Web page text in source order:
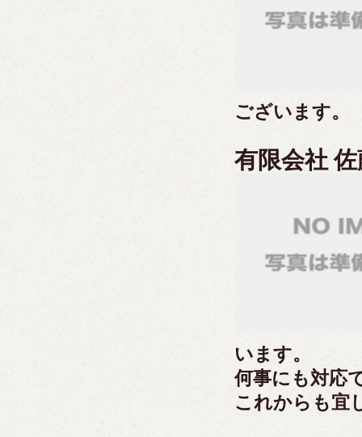
ございます。
有限会社
います。
何事にも対応
これからも宜